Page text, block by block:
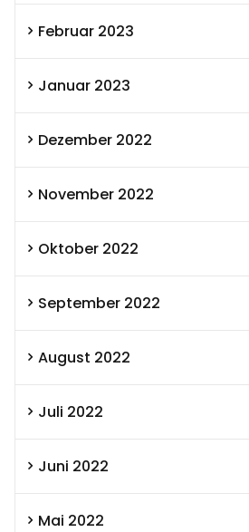
Februar 2023
Januar 2023
Dezember 2022
November 2022
Oktober 2022
September 2022
August 2022
Juli 2022
Juni 2022
Mai 2022